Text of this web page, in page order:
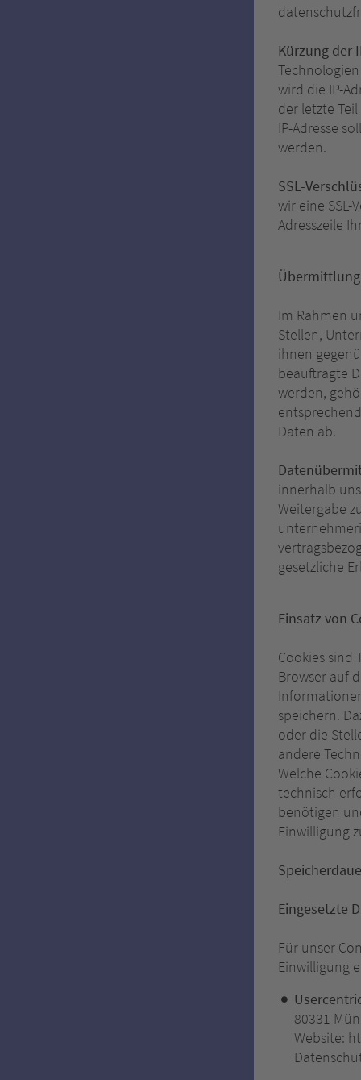
Kürzung der
wird die IP-
der letzte
IP-Adresse
werden.
SSL-
wir eine
Adresszeile
Im Rahmen
Stellen,
ihnen
beauftragte
werden,
Daten ab.
innerhalb
Weitergabe
gesetzliche
Einsatz von
Cookies sind
Browser auf
speichern.
oder die
andere
Welche
technisch
benötigen
Einwilligung
Eingesetzte
Für unser
Einwilligung
80331
Website: